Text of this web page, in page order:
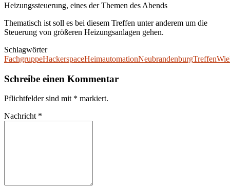
Heizungssteuerung, eines der Themen des Abends
Thematisch ist soll es bei diesem Treffen unter anderem um die
Steuerung von größeren Heizungsanlagen gehen.
Schlagwörter
FachgruppeHackerspaceHeimautomationNeubrandenburgTreffen
Schreibe einen Kommentar
Pflichtfelder sind mit * markiert.
Nachricht *